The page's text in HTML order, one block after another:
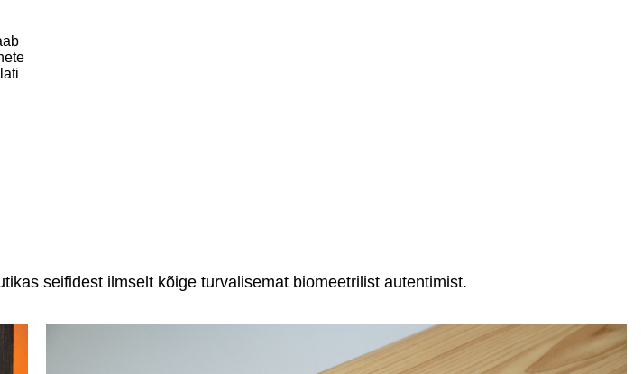
seifidest ilmselt kõige turvalisemat biomeetrilist autentimist.